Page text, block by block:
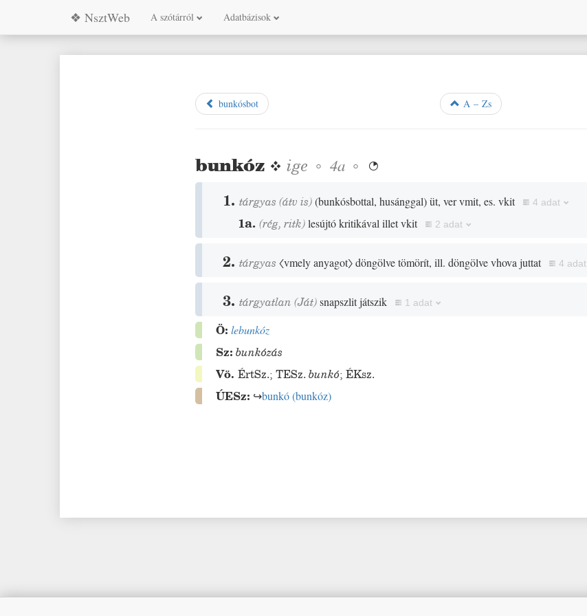
❖ NsztWeb A szótárról Adatbázisok
bunkósbot A – Zs
bunkóz ❖ige ◦ 4a ◦ 
1.tárgyas (átv is) (bunkósbottal, husánggal)üt, ver vmit, es. vkit 4 adat
1a.(rég,ritk) lesújtó kritikával illet vkit 2 adat
2.tárgyas 〈vmely anyagot〉döngölve tömörít, ill. döngölve vhova juttat 4 adat
3.tárgyatlan (Ját) snapszlit játszik 1 adat
Ö: lebunkóz
Sz: bunkózás
Vö.ÉrtSz.;TESz. bunkó;ÉKsz.
ÚESz: ↪bunkó(bunkóz)